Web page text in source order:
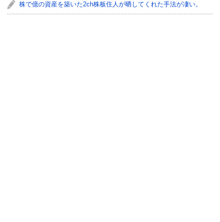
株で億の資産を築いた2ch株板住人が晒してくれた手法が凄い。